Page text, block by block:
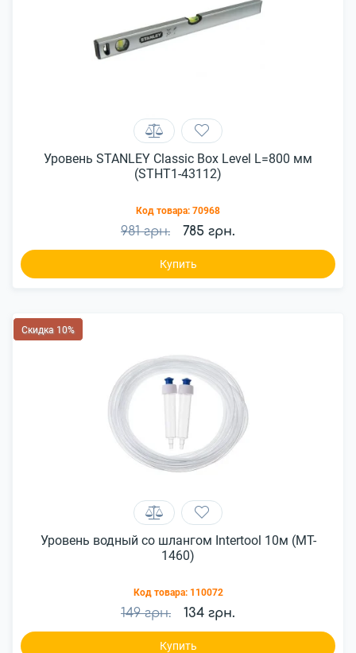
Уровень STANLEY Classic Box Level L=800 мм
(STHT1-43112)
Код товара: 70968
981 грн. 785 грн.
Купить
Скидка 10%
Уровень водный со шлангом Intertool 10м (MT-
1460)
Код товара: 110072
149 грн. 134 грн.
Купить